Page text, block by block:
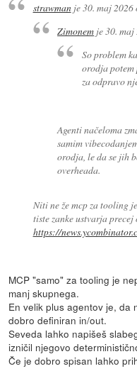
strawmanje30. maj 2026
Zimonem je30.
So problem
orodja
za odpravo
Agenti načeloma
samim
orodja, le da se jih
overheada.
Niti ne že mcp za tooling
tiste zanke ustvarja
https://
MCP "samo" za tooling je
manj skupnega.
En velik plus agentov je, da
dobro definiran in/out.
Seveda lahko napišeš
izničil njegovo
Če je dobro spisan lahko